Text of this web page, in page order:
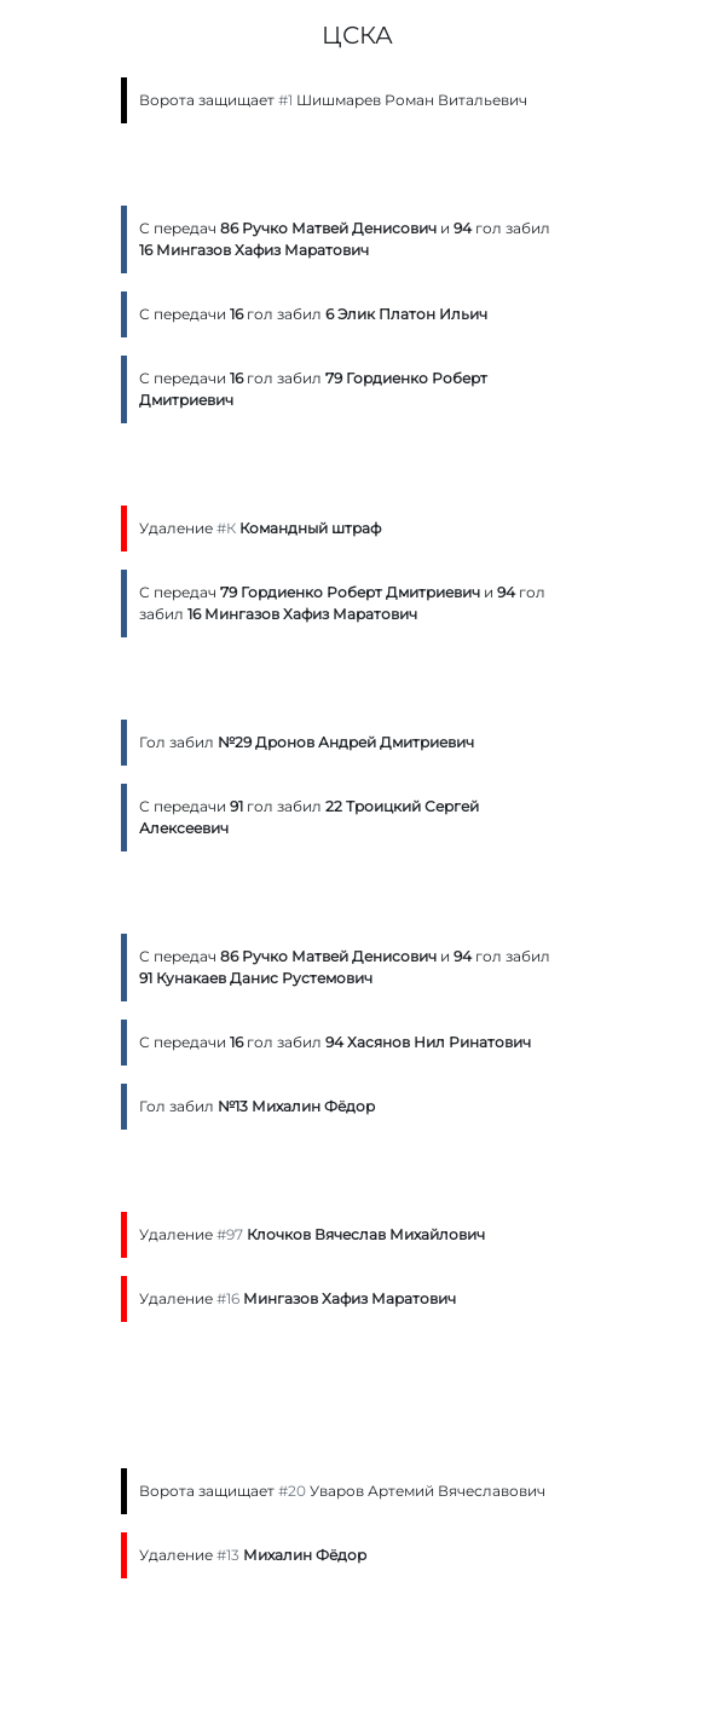
ЦСКА
Ворота защищает #1 Шишмарев Роман Витальевич
С передач 86 Ручко Матвей Денисович и 94 гол забил
16 Мингазов Хафиз Маратович
С передачи 16 гол забил 6 Элик Платон Ильич
С передачи 16 гол забил 79 Гордиенко Роберт
Дмитриевич
Удаление #К Командный штраф
С передач 79 Гордиенко Роберт Дмитриевич и 94 гол
забил 16 Мингазов Хафиз Маратович
Гол забил №29 Дронов Андрей Дмитриевич
С передачи 91 гол забил 22 Троицкий Сергей
Алексеевич
С передач 86 Ручко Матвей Денисович и 94 гол забил
91 Кунакаев Данис Рустемович
С передачи 16 гол забил 94 Хасянов Нил Ринатович
Гол забил №13 Михалин Фёдор
Удаление #97 Клочков Вячеслав Михайлович
Удаление #16 Мингазов Хафиз Маратович
Ворота защищает #20 Уваров Артемий Вячеславович
Удаление #13 Михалин Фёдор